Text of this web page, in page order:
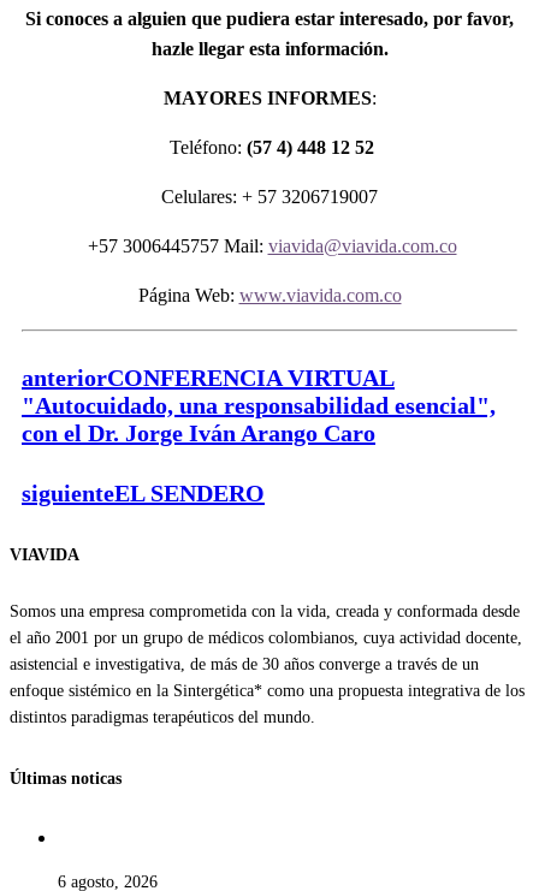
Si conoces a alguien que pudiera estar interesado, por favor,
hazle llegar esta información.
MAYORES INFORMES:
Teléfono: (57 4) 448 12 52
Celulares: + 57 3206719007
+57 3006445757 Mail: viavida@viavida.com.co
Página Web: www.viavida.com.co
anteriorCONFERENCIA VIRTUAL
"Autocuidado, una responsabilidad esencial",
con el Dr. Jorge Iván Arango Caro
siguienteEL SENDERO
VIAVIDA
Somos una empresa comprometida con la vida, creada y conformada desde
el año 2001 por un grupo de médicos colombianos, cuya actividad docente,
asistencial e investigativa, de más de 30 años converge a través de un
enfoque sistémico en la Sintergética* como una propuesta integrativa de los
distintos paradigmas terapéuticos del mundo.
Últimas noticas
6 agosto, 2026